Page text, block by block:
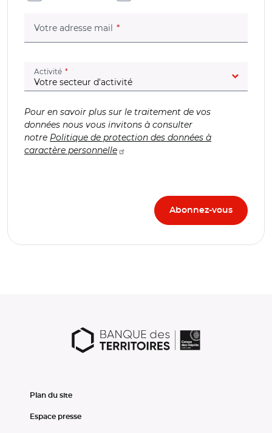
Votre adresse mail (champ obligatoire)
Activité (champ obligatoire)
Pour en savoir plus sur le traitement de vos
données nous vous invitons à consulter
notre Politique de protection des données à
caractère personnelle
Plan du site
Espace presse